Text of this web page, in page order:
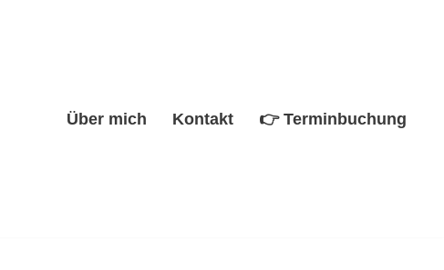
Über mich Kontakt 👉 Terminbuchung